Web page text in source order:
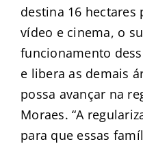
destina 16
vídeo e cinema, o
funcionamento
e libera as demais
possa avançar na
Moraes. “A
para que essas